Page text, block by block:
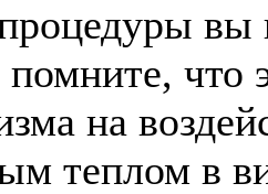
вы
помните, что
на
теплом в